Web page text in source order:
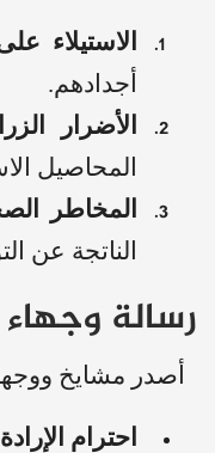
الاستيلاء
أجدادهم.
الأضرار
المحاصيل
المخاطر
الناتجة عن
رسالة وجهاء
أصدر مشايخ
احترام